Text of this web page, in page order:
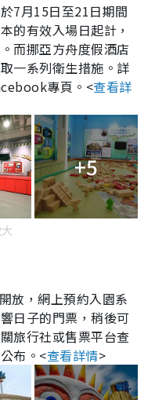
7月15日至21日期間
的有效入場日起計，
而挪亞方舟度假酒店
一系列衛生措施。詳
專頁。 <查看詳
+5
放，網上預約入園系
日子的門票，稍後可
旅行社或售票平台查
布。 <查看詳情>